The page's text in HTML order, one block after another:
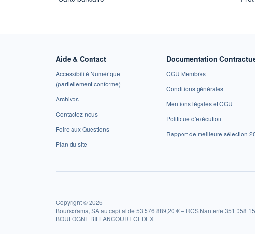
Aide & Contact
Accessibilité Numérique
(partiellement conforme)
Archives
Contactez-nous
Foire aux Questions
Plan du site
Documentation
CGU Membres
Conditions générales
Mentions légales et CGU
Politique d'exécution
Rapport de meilleure sélection
Copyright © 2026
Boursorama, SA au capital de 53 576 889,20 € – RCS Nanterre 351 058
BOULOGNE BILLANCOURT CEDEX